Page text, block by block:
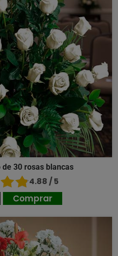
30 rosas blancas
4.88 / 5
Comprar